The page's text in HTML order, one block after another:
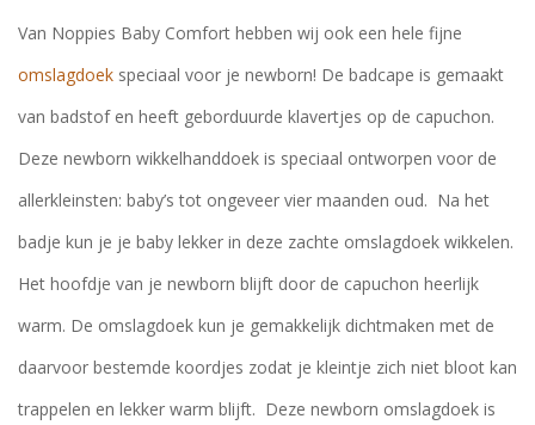
Van Noppies Baby Comfort hebben wij ook een hele fijne
omslagdoek speciaal voor je newborn! De badcape is gemaakt
van badstof en heeft geborduurde klavertjes op de capuchon.
Deze newborn wikkelhanddoek is speciaal ontworpen voor de
allerkleinsten: baby’s tot ongeveer vier maanden oud. Na het
badje kun je je baby lekker in deze zachte omslagdoek wikkelen.
Het hoofdje van je newborn blijft door de capuchon heerlijk
warm. De omslagdoek kun je gemakkelijk dichtmaken met de
daarvoor bestemde koordjes zodat je kleintje zich niet bloot kan
trappelen en lekker warm blijft. Deze newborn omslagdoek is